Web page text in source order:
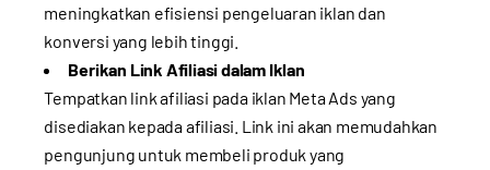
meningkatkan efisiensi pengeluaran iklan dan
konversi yang lebih tinggi.
Berikan Link Afiliasi dalam Iklan
Tempatkan link afiliasi pada iklan Meta Ads yang
disediakan kepada afiliasi. Link ini akan memudahkan
pengunjung untuk membeli produk yang